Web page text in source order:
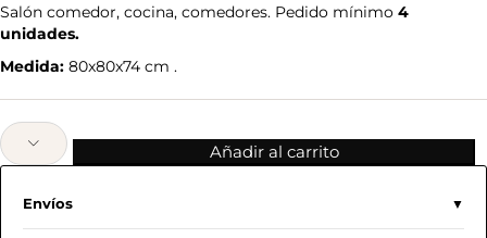
Salón comedor, cocina, comedores. Pedido mínimo 4
unidades.
Medida: 80x80x74 cm .
Añadir al carrito
Envíos